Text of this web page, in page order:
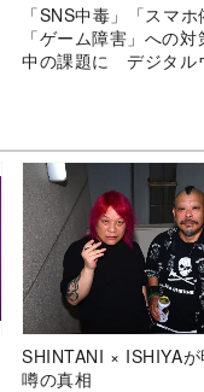
「SNS中毒」「スマ
「ゲーム障害」への
中の課題に デジタル
SHINTANI × ISHIYA
噂の真相